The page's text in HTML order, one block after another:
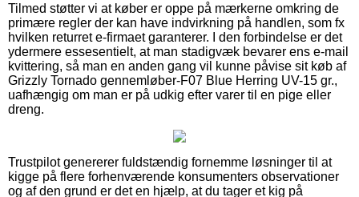
Tilmed støtter vi at køber er oppe på mærkerne omkring de
primære regler der kan have indvirkning på handlen, som fx
hvilken returret e-firmaet garanterer. I den forbindelse er det
ydermere essesentielt, at man stadigvæk bevarer ens e-mail
kvittering, så man en anden gang vil kunne påvise sit køb af
Grizzly Tornado gennemløber-F07 Blue Herring UV-15 gr.,
uafhængig om man er på udkig efter varer til en pige eller
dreng.
Trustpilot genererer fuldstændig fornemme løsninger til at
kigge på flere forhenværende konsumenters observationer
og af den grund er det en hjælp, at du tager et kig på